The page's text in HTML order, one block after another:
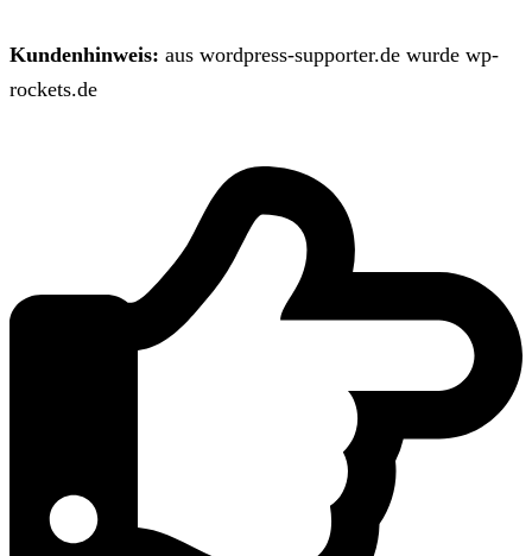
Kundenhinweis: aus wordpress-supporter.de wurde wp-
rockets.de